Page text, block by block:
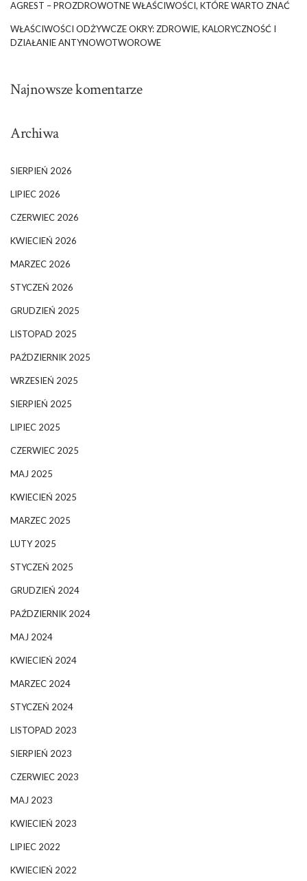
AGREST – PROZDROWOTNE WŁAŚCIWOŚCI, KTÓRE WARTO ZNAĆ
WŁAŚCIWOŚCI ODŻYWCZE OKRY: ZDROWIE, KALORYCZNOŚĆ I
DZIAŁANIE ANTYNOWOTWOROWE
Najnowsze komentarze
Archiwa
SIERPIEŃ 2026
LIPIEC 2026
CZERWIEC 2026
KWIECIEŃ 2026
MARZEC 2026
STYCZEŃ 2026
GRUDZIEŃ 2025
LISTOPAD 2025
PAŹDZIERNIK 2025
WRZESIEŃ 2025
SIERPIEŃ 2025
LIPIEC 2025
CZERWIEC 2025
MAJ 2025
KWIECIEŃ 2025
MARZEC 2025
LUTY 2025
STYCZEŃ 2025
GRUDZIEŃ 2024
PAŹDZIERNIK 2024
MAJ 2024
KWIECIEŃ 2024
MARZEC 2024
STYCZEŃ 2024
LISTOPAD 2023
SIERPIEŃ 2023
CZERWIEC 2023
MAJ 2023
KWIECIEŃ 2023
LIPIEC 2022
KWIECIEŃ 2022